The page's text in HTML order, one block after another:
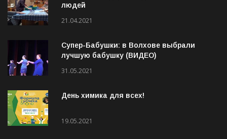
людей
21.04.2021
Супер-Бабушки: в Волхове выбрали
лучшую бабушку (ВИДЕО)
31.05.2021
День химика для всех!
19.05.2021